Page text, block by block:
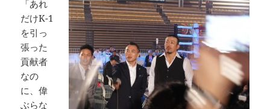
「あれ
だけK-1
を引っ
張った
貢献者
なの
に、偉
ぶらな